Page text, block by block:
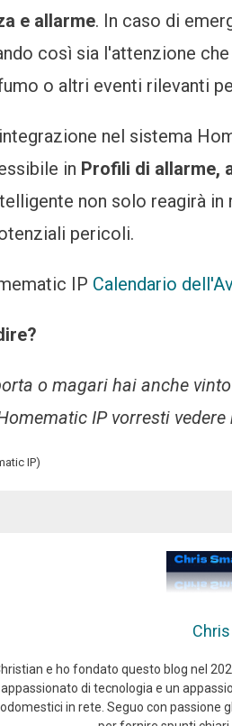
e allarme. In caso di
così sia l'attenzione
o altri eventi rilevanti
nel sistema
in Profili di allarme,
non solo reagirà
pericoli.
IP Calendario
o magari hai anche
IP vorresti
IP)
Chris
e ho fondato questo blog nel
di tecnologia e un
in rete. Seguo con passione